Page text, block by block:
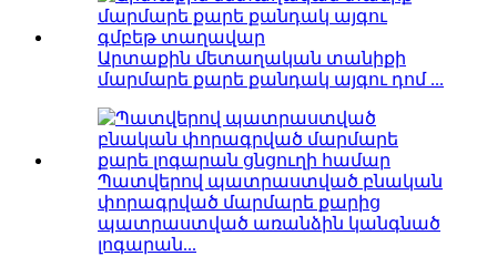
Արտաքին մետաղական տանիքի
մարմարե քարե քանդակ այգու դոմ ...
Պատվերով պատրաստված բնական
փորագրված մարմարե քարից
պատրաստված առանձին կանգնած
լոգարան...